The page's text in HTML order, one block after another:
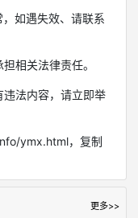
更多>>
如遇失效、请联系
相关法律责任。
法内容，请立即举
ymx.html，复制